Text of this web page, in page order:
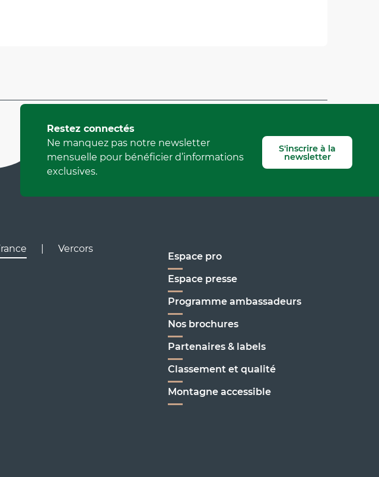
Restez connectés
Ne manquez pas notre newsletter
mensuelle pour bénéficier d’informations
exclusives.
S'inscrire à la
newsletter
Vercors
C'est ici !
Espace pro
Espace presse
Programme ambassadeurs
Nos brochures
Partenaires & labels
Classement et qualité
Montagne accessible